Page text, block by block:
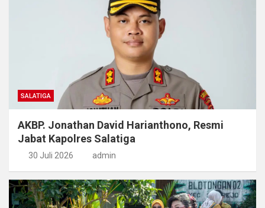
SALATIGA
AKBP. Jonathan David Harianthono, Resmi
Jabat Kapolres Salatiga
30 Juli 2026 admin